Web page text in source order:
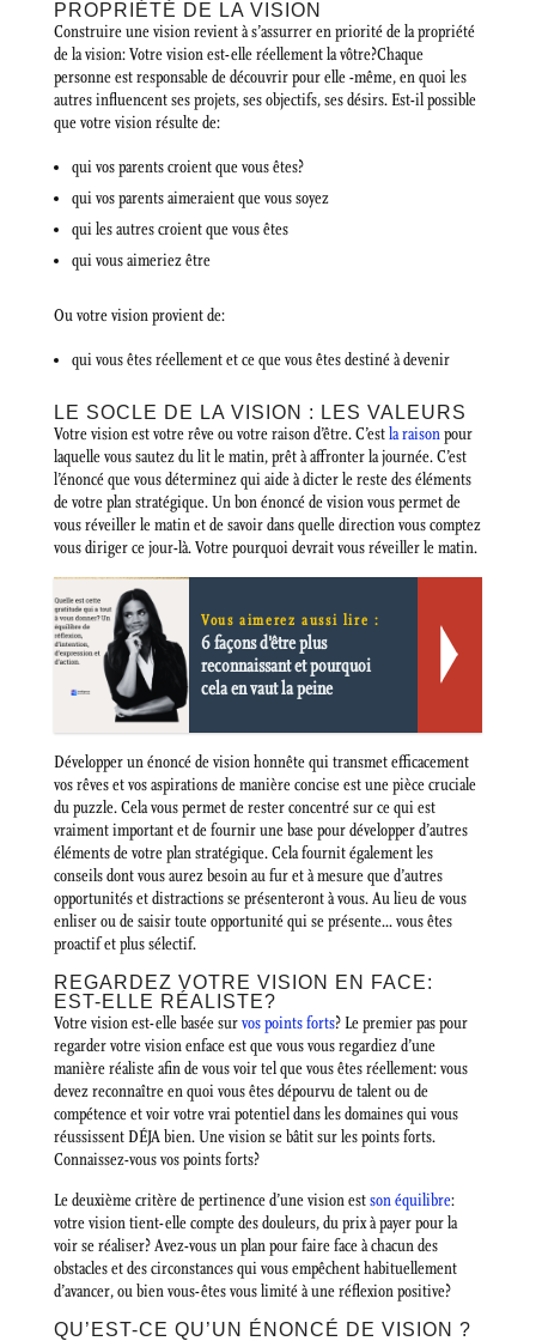
PROPRIÉTÉ DE LA VISION
Construire une vision revient à s’assurrer en priorité de la propriété
de la vision: Votre vision est-elle réellement la vôtre?Chaque
personne est responsable de découvrir pour elle -même, en quoi les
autres influencent ses projets, ses objectifs, ses désirs. Est-il possible
que votre vision résulte de:
qui vos parents croient que vous êtes?
qui vos parents aimeraient que vous soyez
qui les autres croient que vous êtes
qui vous aimeriez être
Ou votre vision provient de:
qui vous êtes réellement et ce que vous êtes destiné à devenir
LE SOCLE DE LA VISION : LES VALEURS
Votre vision est votre rêve ou votre raison d’être. C’estla raisonpour
laquelle vous sautez du lit le matin, prêt à affronter la journée. C’est
l’énoncé que vous déterminez qui aide à dicter le reste des éléments
de votre plan stratégique. Un bon énoncé de vision vous permet de
vous réveiller le matin et de savoir dans quelle direction vous comptez
vous diriger ce jour-là. Votre pourquoi devrait vous réveiller le matin.
Vous aimerez aussi lire :
6 façons d'être plus
reconnaissant et pourquoi
cela en vaut la peine
Développer un énoncé de vision honnête qui transmet efficacement
vos rêves et vos aspirations de manière concise est une pièce cruciale
du puzzle. Cela vous permet de rester concentré sur ce qui est
vraiment important et de fournir une base pour développer d’autres
éléments de votre plan stratégique. Cela fournit également les
conseils dont vous aurez besoin au fur et à mesure que d’autres
opportunités et distractions se présenteront à vous. Au lieu de vous
enliser ou de saisir toute opportunité qui se présente… vous êtes
proactif et plus sélectif.
REGARDEZ VOTRE VISION EN FACE:
EST-ELLE RÉALISTE?
Votre vision est-elle basée survos points forts? Le premier pas pour
regarder votre vision enface est que vous vous regardiez d’une
manière réaliste afin de vous voir tel que vous êtes réellement: vous
devez reconnaître en quoi vous êtes dépourvu de talent ou de
compétence et voir votre vrai potentiel dans les domaines qui vous
réussissent DÉJA bien. Une vision se bâtit sur les points forts.
Connaissez-vous vos points forts?
Le deuxième critère de pertinence d’une vision estson équilibre:
votre vision tient-elle compte des douleurs, du prix à payer pour la
voir se réaliser? Avez-vous un plan pour faire face à chacun des
obstacles et des circonstances qui vous empêchent habituellement
d’avancer, ou bien vous-êtes vous limité à une réflexion positive?
QU’EST-CE QU’UN ÉNONCÉ DE VISION ?